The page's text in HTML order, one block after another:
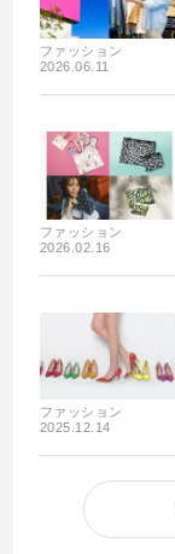
ファッション
2026.06.11
ファッション
2026.02.16
ファッション
2025.12.14